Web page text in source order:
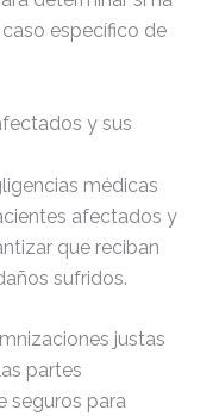
específico de
y sus
médicas
afectados y
que reciban
sufridos.
justas
partes
seguros para